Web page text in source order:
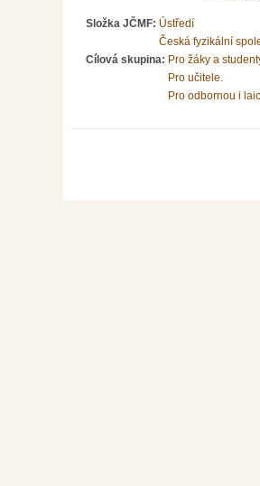
Složka JČMF: Ústředí
Česká fyzikální
Cílová skupina: Pro žáky a
Pro učitele.
Pro odbornou i